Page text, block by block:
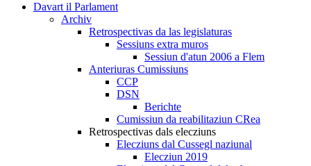
Davart il Parlament
Archiv
Retrospectivas da las legislaturas
Sessiuns extra muros
Sessiun d'atun 2006 a Flem
Anteriuras Cumissiuns
CCP
DSN
Berichte
Cumissiun da reabilitaziun CRea
Retrospectivas dals elecziuns
Elecziuns dal Cussegl naziunal
Elecziun 2019